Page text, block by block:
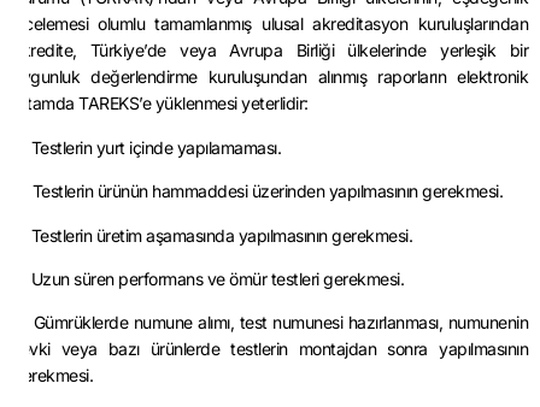
incelemesi olumlu tamamlanmış ulusal akreditasyon kuruluşlarından
akredite, Türkiye’de veya Avrupa Birliği ülkelerinde yerleşik bir
uygunluk değerlendirme kuruluşundan alınmış raporların elektronik
ortamda TAREKS’e yüklenmesi yeterlidir:
a) Testlerin yurt içinde yapılamaması.
b) Testlerin ürünün hammaddesi üzerinden yapılmasının gerekmesi.
c) Testlerin üretim aşamasında yapılmasının gerekmesi.
ç) Uzun süren performans ve ömür testleri gerekmesi.
d) Gümrüklerde numune alımı, test numunesi hazırlanması, numunenin
sevki veya bazı ürünlerde testlerin montajdan sonra yapılmasının
gerekmesi.